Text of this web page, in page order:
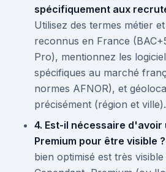
spécifiquement aux
Utilisez des termes métier
reconnus en France
Pro), mentionnez les
spécifiques au marché
normes AFNOR), et
précisément (région et ville).
4. Est-il nécessaire d'avoir
Premium pour être visible ?
bien optimisé est très